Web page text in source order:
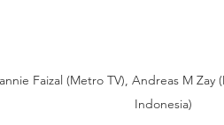
Faizal (Metro TV), Andreas M
Indonesia)